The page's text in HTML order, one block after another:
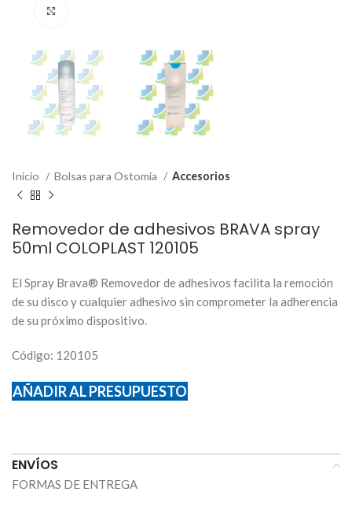
Inicio Bolsas para Ostomía Accesorios
Removedor de adhesivos BRAVA spray
50ml COLOPLAST 120105
El Spray Brava® Removedor de adhesivos facilita la remoción
de su disco y cualquier adhesivo sin comprometer la adherencia
de su próximo dispositivo.
Código: 120105
AÑADIR AL PRESUPUESTO
ENVÍOS
FORMAS DE ENTREGA